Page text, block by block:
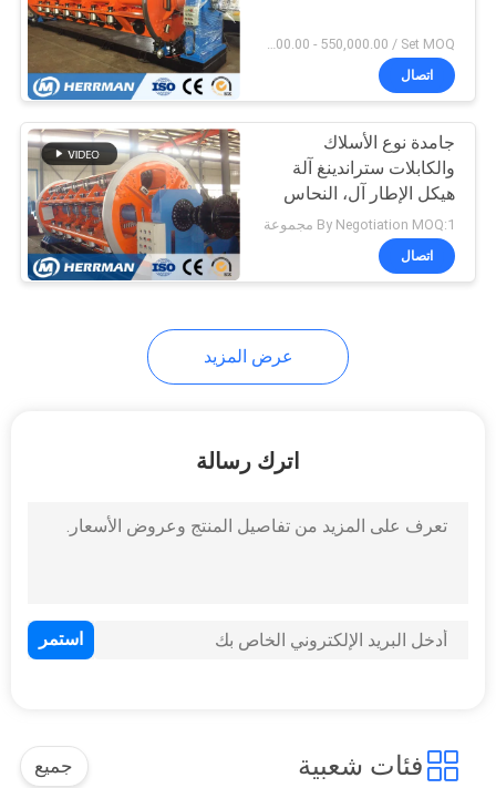
سلك كابل الملحقات
56
آلة صنع الأنابيب رتب
الأوتوماتيكي
USD100,000.00 - 550,000.00 / Set MOQ:سطر 1
اتصال
جامدة نوع الأسلاك
والكابلات ستراندينغ آلة
هيكل الإطار آل، النحاس
موصل
By Negotiation MOQ:1 مجموعة
اتصال
عرض المزيد
اترك رسالة
فئات شعبية جميع